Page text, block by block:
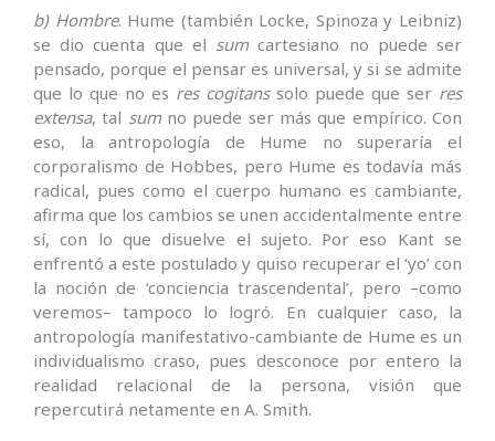
b) Hombre. Hume (también Locke, Spinoza y Leibniz)
se dio cuenta que el sumcartesiano no puede ser
pensado, porque el pensar es universal, y si se admite
que lo que no es res cogitanssolo puede que ser res
extensa, tal sumno puede ser más que empírico. Con
eso, la antropología de Hume no superaría el
corporalismo de Hobbes, pero Hume es todavía más
radical, pues como el cuerpo humano es cambiante,
afirma que los cambios se unen accidentalmente entre
sí, con lo que disuelve el sujeto. Por eso Kant se
enfrentó a este postulado y quiso recuperar el ‘yo’ con
la noción de ‘conciencia trascendental’, pero –como
veremos– tampoco lo logró. En cualquier caso, la
antropología manifestativo-cambiante de Hume es un
individualismo craso, pues desconoce por entero la
realidad relacional de la persona, visión que
repercutirá netamente en A. Smith.